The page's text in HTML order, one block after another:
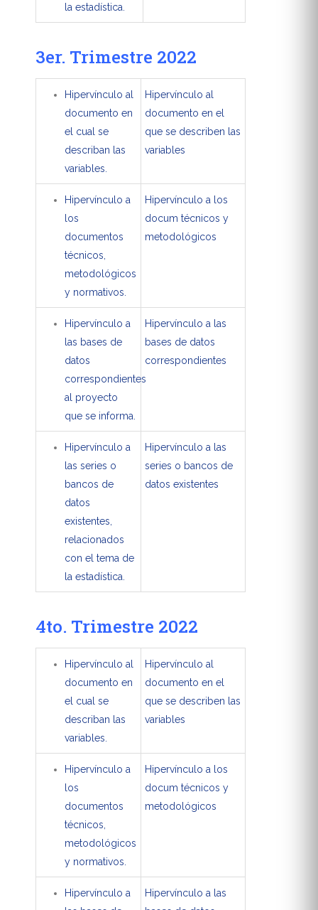
la estadística.
3er. Trimestre 2022
Hipervínculo al
documento en
el cual se
describan las
variables.
Hipervínculo al
documento en el
que se describen las
variables
Hipervínculo a
los
documentos
técnicos,
metodológicos
y normativos.
Hipervínculo a los
docum técnicos y
metodológicos
Hipervínculo a
las bases de
datos
correspondientes
al proyecto
que se informa.
Hipervínculo a las
bases de datos
correspondientes
Hipervínculo a
las series o
bancos de
datos
existentes,
relacionados
con el tema de
la estadística.
Hipervínculo a las
series o bancos de
datos existentes
4to. Trimestre 2022
Hipervínculo al
documento en
el cual se
describan las
variables.
Hipervínculo al
documento en el
que se describen las
variables
Hipervínculo a
los
documentos
técnicos,
metodológicos
y normativos.
Hipervínculo a los
docum técnicos y
metodológicos
Hipervínculo a
Hipervínculo a las